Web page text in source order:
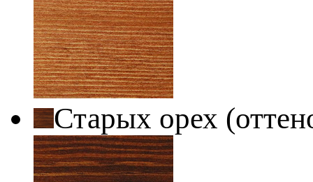
Старых орех